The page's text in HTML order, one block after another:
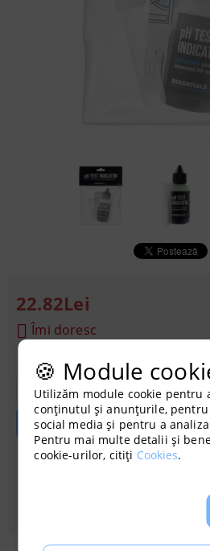
22.82Lei
Îmi doresc
🍪 Module
Utilizăm module cookie pentru
conținutul și anunțurile,
social media și pentru a
Pentru mai multe detalii și
cookie-urilor, citiți Cookies.